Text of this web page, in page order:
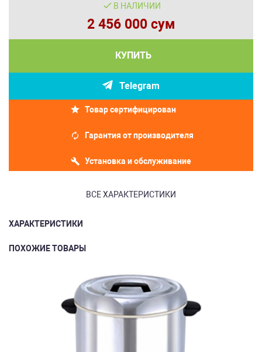
В НАЛИЧИИ
2 456 000 сум
КУПИТЬ
Telegram
Товар сертифицирован
Гарантия от производителя
Установка и обслуживание
ВСЕ ХАРАКТЕРИСТИКИ
ХАРАКТЕРИСТИКИ
ПОХОЖИЕ ТОВАРЫ